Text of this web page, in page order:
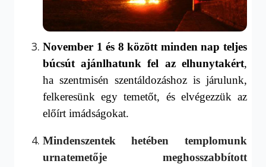
November 1 és 8 között minden nap teljes
búcsút ajánlhatunk fel az elhunytakért,
ha szentmisén szentáldozáshoz is járulunk,
felkeresünk egy temetőt, és elvégezzük az
előírt imádságokat.
Mindenszentek hetében templomunk
urnatemetője meghosszabbított